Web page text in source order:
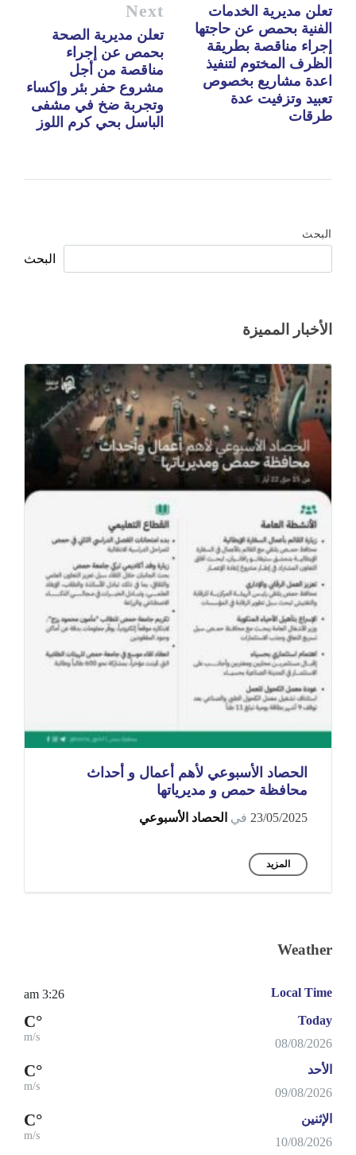
تعلن مديرية الخدمات
الفنية بحمص عن حاجتها
إجراء مناقصة بطريقة
الظرف المختوم لتنفيذ
اعدة مشاريع بخصوص
تعبيد وتزفيت عدة
طرقات
Next
تعلن مديرية الصحة
بحمص عن إجراء
مناقصة من أجل
مشروع حفر بئر وإكساء
وتجربة ضخ في مشفى
الباسل بحي كرم اللوز
البحث
البحث
الأخبار المميزة
الحصاد الأسبوعي لأهم أعمال و أحداث
محافظة حمص و مديرياتها
23/05/2025 في الحصاد الأسبوعي
المزيد
Weather
Local Time
3:26 am
Today
08/08/2026
°C
m/s
الأحد
09/08/2026
°C
m/s
الإثنين
10/08/2026
°C
m/s